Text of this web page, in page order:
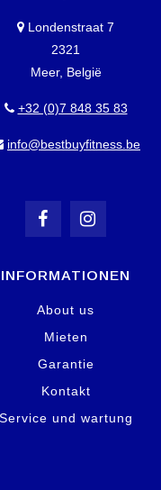
Londenstraat 7
2321
Meer, België
+32 (0)7 848 35 83
info@bestbuyfitness.be
INFORMATIONEN
About us
Mieten
Garantie
Kontakt
Service und wartung